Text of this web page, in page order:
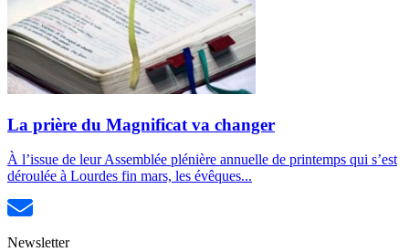
La prière du Magnificat va changer
À l’issue de leur Assemblée plénière annuelle de printemps qui s’est
déroulée à Lourdes fin mars, les évêques...
Newsletter